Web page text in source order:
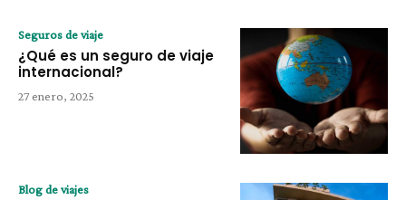
Seguros de viaje
¿Qué es un seguro de viaje
internacional?
27 enero, 2025
Blog de viajes